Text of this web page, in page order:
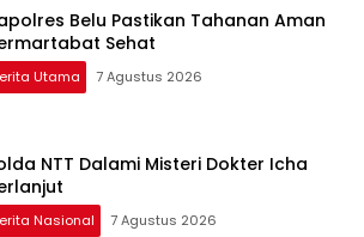
Belu Pastikan Tahanan Aman
Sehat
Utama 7 Agustus 2026
NTT Dalami Misteri Dokter Icha
Nasional 7 Agustus 2026